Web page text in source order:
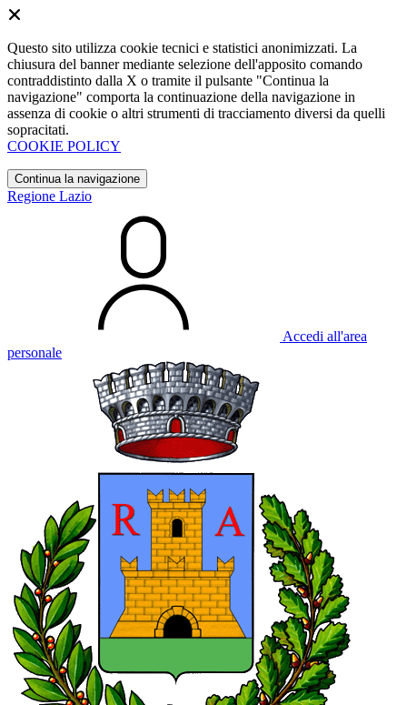
Questo sito utilizza cookie tecnici e statistici anonimizzati. La
chiusura del banner mediante selezione dell'apposito comando
contraddistinto dalla X o tramite il pulsante "Continua la
navigazione" comporta la continuazione della navigazione in
assenza di cookie o altri strumenti di tracciamento diversi da quelli
sopracitati.
COOKIE POLICY
Continua la navigazione
Regione Lazio
Accedi all'area
personale